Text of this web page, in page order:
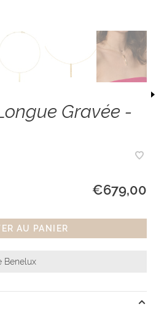
Gravée -
€679,00
AU PANIER
Benelux